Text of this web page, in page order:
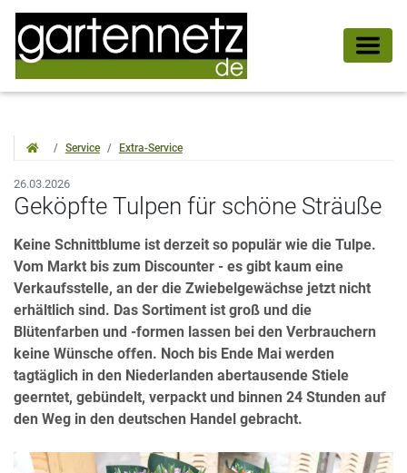
Service Extra-Service
26.03.2026
Geköpfte Tulpen für schöne Sträuße
Keine Schnittblume ist derzeit so populär wie die Tulpe.
Vom Markt bis zum Discounter - es gibt kaum eine
Verkaufsstelle, an der die Zwiebelgewächse jetzt nicht
erhältlich sind. Das Sortiment ist groß und die
Blütenfarben und -formen lassen bei den Verbrauchern
keine Wünsche offen. Noch bis Ende Mai werden
tagtäglich in den Niederlanden abertausende Stiele
geerntet, gebündelt, verpackt und binnen 24 Stunden auf
den Weg in den deutschen Handel gebracht.